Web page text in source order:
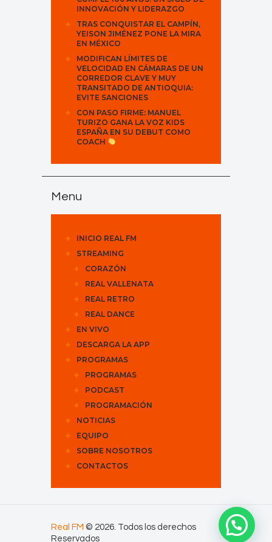
INNOVACIÓN Y LIDERAZGO
TRAS CONQUISTAR EL CAMPÍN,
YEISON JIMÉNEZ PONE LA MIRA
EN MÉXICO
MODIFICAN LÍMITES DE
VELOCIDAD EN CÁMARAS DE UN
CORREDOR CLAVE Y MUY
TRANSITADO DE ANTIOQUIA:
EVITE SANCIONES
CON PASO FIRME: MANUEL
TURIZO GANA LA VOZ KIDS
ESPAÑA EN SU DEBUT COMO
COACH
Menu
INICIO REAL FM
STREAMING
CORAZÓN
REAL VALLENATA
REAL RETRO
REAL DANCE
EN VIVO
DESCARGA LA APP
PROGRAMAS
PROGRAMAS
PODCAST
PROGRAMACIÓN
NOTICIAS
EQUIPO
SOBRE NOSOTROS
CONTACTOS
Real FM © 2026. Todos los derechos
Reservados